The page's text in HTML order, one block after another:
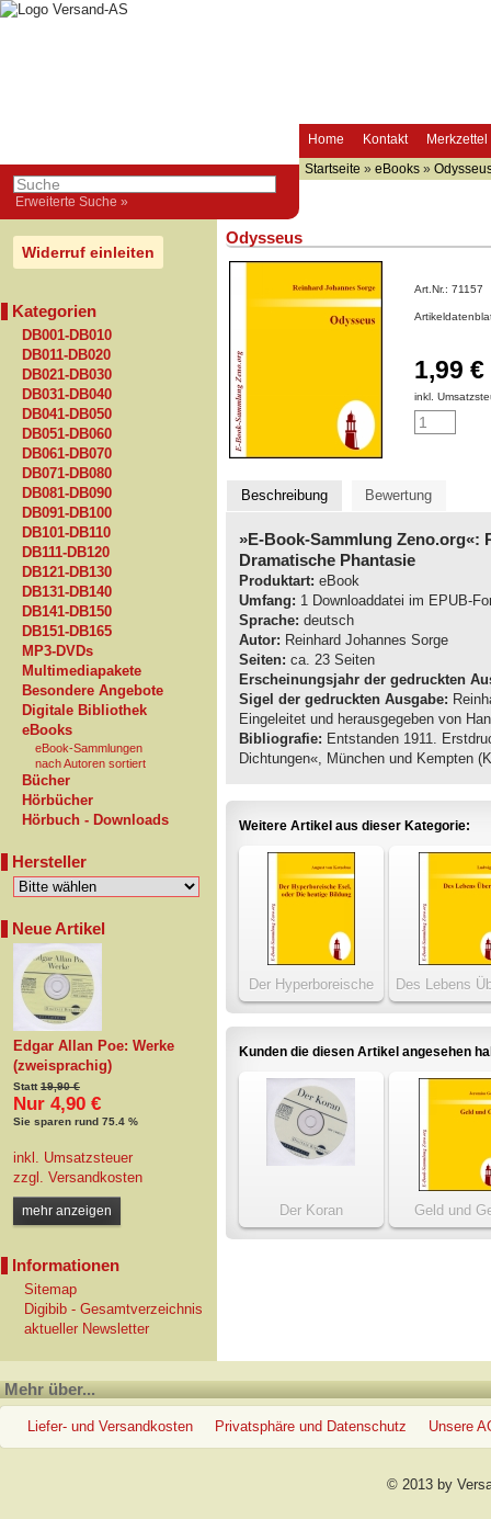
Home Kontakt Merkzettel
Erweiterte Suche »
Startseite » eBooks »
Widerruf einleiten
Kategorien
DB001-DB010
DB011-DB020
DB021-DB030
DB031-DB040
DB041-DB050
DB051-DB060
DB061-DB070
DB071-DB080
DB081-DB090
DB091-DB100
DB101-DB110
DB111-DB120
DB121-DB130
DB131-DB140
DB141-DB150
DB151-DB165
MP3-DVDs
Multimediapakete
Besondere Angebote
Digitale Bibliothek
eBooks
eBook-Sammlungen
nach Autoren sortiert
Bücher
Hörbücher
Hörbuch - Downloads
Hersteller
Neue Artikel
Edgar Allan Poe: Werke
(zweisprachig)
Statt19,90 €
Nur 4,90 €
Sie sparen rund 75.4 %
inkl. Umsatzsteuer
zzgl. Versandkosten
mehr anzeigen
Informationen
Sitemap
Digibib - Gesamtverzeichnis
aktueller Newsletter
Odysseus
Art.Nr.: 71157
1,99 €
inkl.
Beschreibung Bewertung
»E-Book-Sammlung Zeno.org«:
Dramatische Phantasie
Produktart: eBook
Umfang: 1 Downloaddatei im EPUB-
Sprache: deutsch
Autor: Reinhard Johannes Sorge
Seiten: ca. 23 Seiten
Erscheinungsjahr der gedruckten
Sigel der gedruckten Ausgabe:
Eingeleitet und herausgegeben von
Bibliografie: Entstanden 1911.
Dichtungen«, München und Kempten
Weitere Artikel aus dieser Kategorie:
Der Hyperboreische
Esel, oder Die heutige
Bildung
Des Lebens
Kunden die diesen Artikel angesehen
Der Koran Geld und
Mehr über...
Liefer- und Versandkosten Privatsphäre und Datenschutz Unsere
© 2013 by